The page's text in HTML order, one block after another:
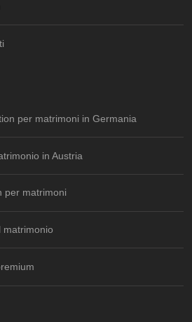
per matrimoni in Germania
in Austria
per matrimoni
matrimonio